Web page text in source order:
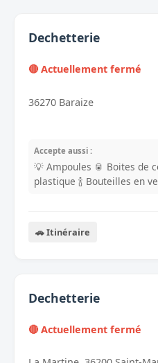
Dechetterie
🔴 Actuellement fermé
36270 Baraize
Accepte aussi :
💡 Ampoules 🥫 Boites de
plastique 🍾 Bouteilles en
🚗 Itinéraire
Dechetterie
🔴 Actuellement fermé